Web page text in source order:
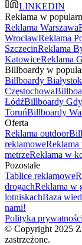
LINKEDIN
Reklama w
Reklama Warszawa
WrocławReklama
SzczecinReklama
KatowiceReklama
Billboardy w
Billboardy Białystok
Częstochowa
ŁódźBillboardy
ToruńBillboardy
Oferta
Reklama outdoor
reklamowe
metrzeReklama w
Pozostałe
Tablice reklamowe
drogachReklama w
lotniskachBaza
nami!
Polityka prywatności
© Copyright 2025
zastrzeżone.